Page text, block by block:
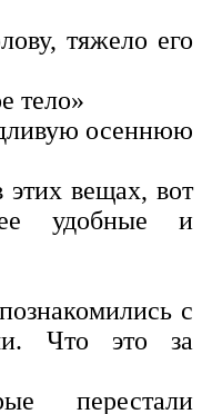
тяжело его
тело»
осеннюю
вещах, вот
удобные и
с
Что это за
перестали